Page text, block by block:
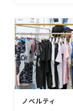
ノベルティ